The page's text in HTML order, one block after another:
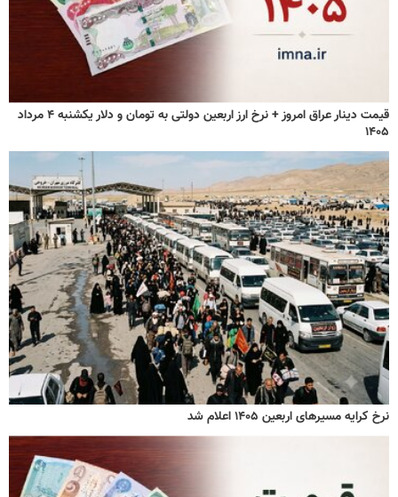
قیمت دینار عراق امروز + نرخ ارز اربعین دولتی به تومان و دلار یکشنبه ۴ مرداد
۱۴۰۵
نرخ کرایه مسیرهای اربعین ۱۴۰۵ اعلام شد